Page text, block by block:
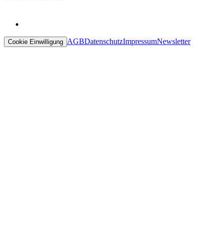
Cookie Einwilligung AGBDatenschutzImpressumNewsletter